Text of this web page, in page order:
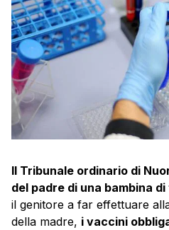
Il Tribunale ordinario di
del padre di una bambina
il genitore a far effettuare
della madre, i vaccini